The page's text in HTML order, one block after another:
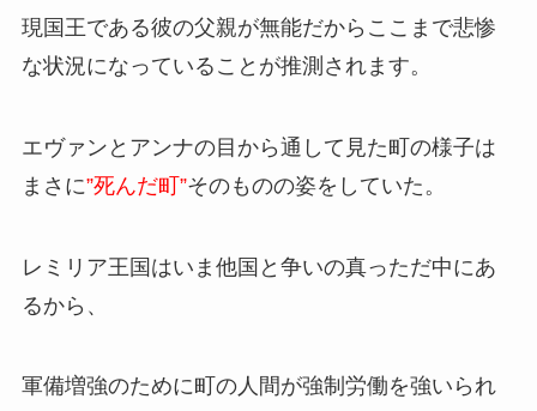
現国王である彼の父親が無能だからここまで悲惨
な状況になっていることが推測されます。
エヴァンとアンナの目から通して見た町の様子は
まさに”死んだ町”そのものの姿をしていた。
レミリア王国はいま他国と争いの真っただ中にあ
るから、
軍備増強のために町の人間が強制労働を強いられ